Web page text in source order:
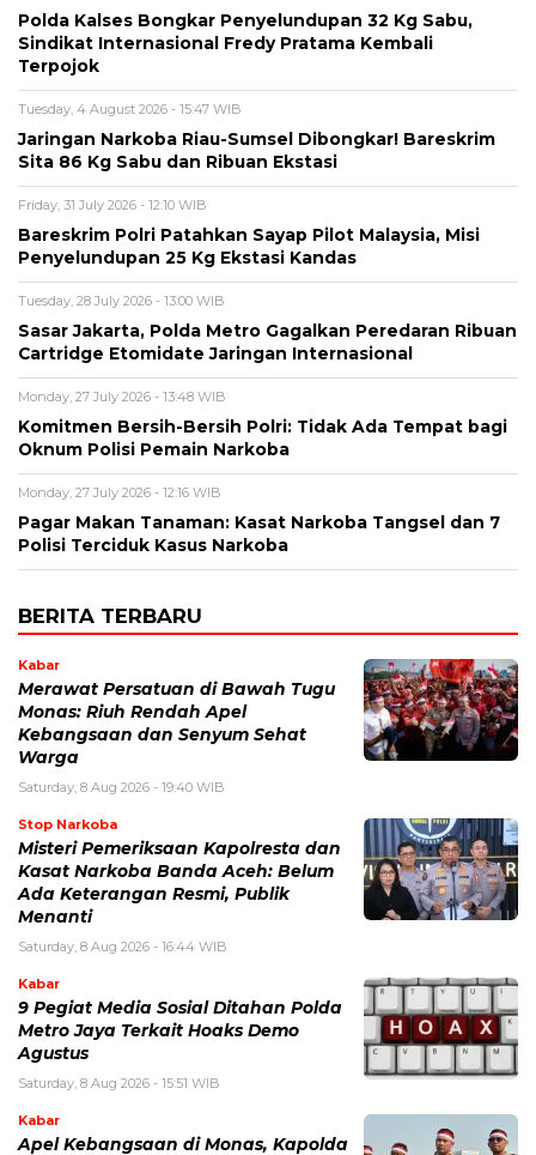
Polda Kalses Bongkar Penyelundupan 32 Kg Sabu,
Sindikat Internasional Fredy Pratama Kembali
Terpojok
Tuesday, 4 August 2026 - 15:47 WIB
Jaringan Narkoba Riau-Sumsel Dibongkar! Bareskrim
Sita 86 Kg Sabu dan Ribuan Ekstasi
Friday, 31 July 2026 - 12:10 WIB
Bareskrim Polri Patahkan Sayap Pilot Malaysia, Misi
Penyelundupan 25 Kg Ekstasi Kandas
Tuesday, 28 July 2026 - 13:00 WIB
Sasar Jakarta, Polda Metro Gagalkan Peredaran Ribuan
Cartridge Etomidate Jaringan Internasional
Monday, 27 July 2026 - 13:48 WIB
Komitmen Bersih-Bersih Polri: Tidak Ada Tempat bagi
Oknum Polisi Pemain Narkoba
Monday, 27 July 2026 - 12:16 WIB
Pagar Makan Tanaman: Kasat Narkoba Tangsel dan 7
Polisi Terciduk Kasus Narkoba
BERITA TERBARU
Kabar
Merawat Persatuan di Bawah Tugu
Monas: Riuh Rendah Apel
Kebangsaan dan Senyum Sehat
Warga
Saturday, 8 Aug 2026 - 19:40 WIB
Stop Narkoba
Misteri Pemeriksaan Kapolresta dan
Kasat Narkoba Banda Aceh: Belum
Ada Keterangan Resmi, Publik
Menanti
Saturday, 8 Aug 2026 - 16:44 WIB
Kabar
9 Pegiat Media Sosial Ditahan Polda
Metro Jaya Terkait Hoaks Demo
Agustus
Saturday, 8 Aug 2026 - 15:51 WIB
Kabar
Apel Kebangsaan di Monas, Kapolda